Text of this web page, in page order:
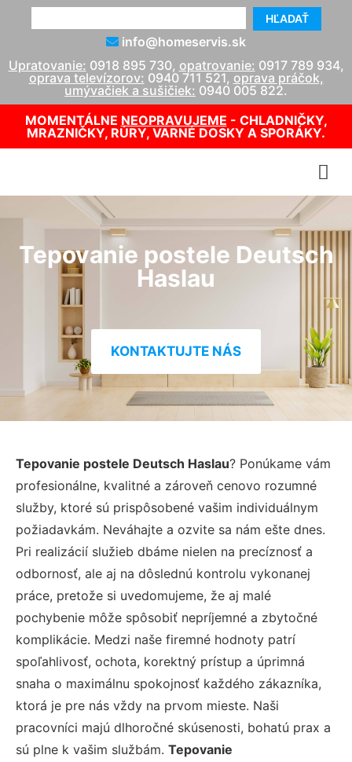
HĽADAŤ
info@homeservis.sk
Upratovanie: 0918 895 730, opatrovanie: 0917 789 934,
oprava televízorov: 0940 711 521, oprava práčok,
umývačiek a sušičiek: 0940 005 822.
MOMENTÁLNE NEOPRAVUJEME - CHLADNIČKY,
MRAZNIČKY, RÚRY, VARNÉ DOSKY A SPORÁKY.
Tepovanie postele Deutsch
Haslau
KONTAKTUJTE NÁS
Tepovanie postele Deutsch Haslau? Ponúkame vám
profesionálne, kvalitné a zároveň cenovo rozumné
služby, ktoré sú prispôsobené vašim individuálnym
požiadavkám. Neváhajte a ozvite sa nám ešte dnes.
Pri realizácií služieb dbáme nielen na precíznosť a
odbornosť, ale aj na dôslednú kontrolu vykonanej
práce, pretože si uvedomujeme, že aj malé
pochybenie môže spôsobiť nepríjemné a zbytočné
komplikácie. Medzi naše firemné hodnoty patrí
spoľahlivosť, ochota, korektný prístup a úprimná
snaha o maximálnu spokojnosť každého zákazníka,
ktorá je pre nás vždy na prvom mieste. Naši
pracovníci majú dlhoročné skúsenosti, bohatú prax a
sú plne k vašim službám. Tepovanie